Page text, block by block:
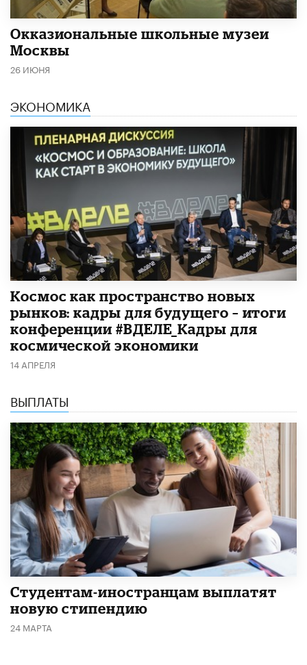
​Окказиональные школьные музеи
Москвы
26 ИЮНЯ
ЭКОНОМИКА
Космос как пространство новых
рынков: кадры для будущего – итоги
конференции #ВДЕЛЕ_Кадры для
космической экономики
14 АПРЕЛЯ
ВЫПЛАТЫ
Студентам-иностранцам выплатят
новую стипендию
24 МАРТА